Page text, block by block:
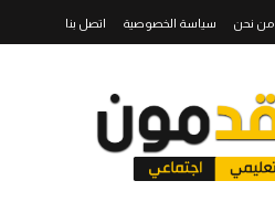
من نحن سياسة الخصوصية اتصل بنا